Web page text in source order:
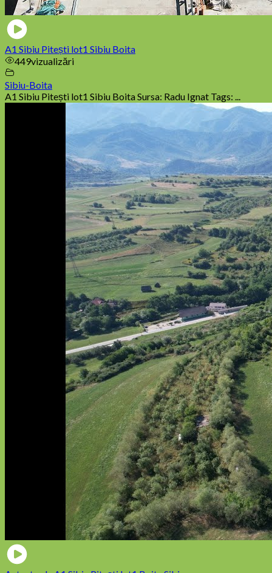
A1 Sibiu Pitești lot1 Sibiu Boita
449vizualizări
Sibiu-Boita
A1 Sibiu Pitești lot1 Sibiu Boita Sursa: Radu Ignat Tags: ...